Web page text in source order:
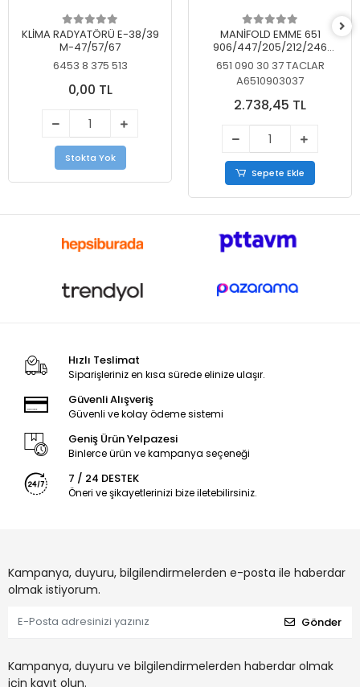
KLİMA RADYATÖRÜ E-38/39
M-47/57/67
6453 8 375 513
0,00 TL
Stokta Yok
MANİFOLD EMME 651
906/447/205/212/246
KELEBEKSİZ
651 090 30 37 TACLAR
A6510903037
2.738,45 TL
Sepete Ekle
Hızlı Teslimat
Siparişleriniz en kısa sürede elinize ulaşır.
Güvenli Alışveriş
Güvenli ve kolay ödeme sistemi
Geniş Ürün Yelpazesi
Binlerce ürün ve kampanya seçeneği
7 / 24 DESTEK
Öneri ve şikayetlerinizi bize iletebilirsiniz.
Kampanya, duyuru, bilgilendirmelerden e-posta ile haberdar
olmak istiyorum.
Gönder
Kampanya, duyuru ve bilgilendirmelerden haberdar olmak
için kayıt olun.